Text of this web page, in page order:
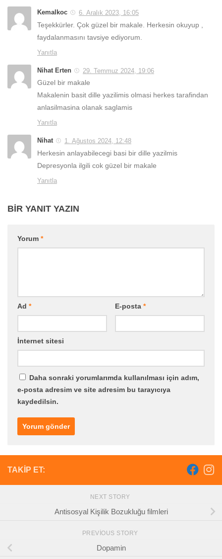
Kemalkoc 6. Aralık 2023, 16:05
Teşekkürler. Çok güzel bir makale. Herkesin okuyup ,
faydalanmasını tavsiye ediyorum.
Yanıtla
Nihat Erten 29. Temmuz 2024, 19:06
Güzel bir makale
Makalenin basit dille yazilimis olmasi herkes tarafindan
anlasilmasina olanak saglamis
Yanıtla
Nihat 1. Ağustos 2024, 12:48
Herkesin anlayabilecegi basi bir dille yazilmis
Depresyonla ilgili cok güzel bir makale
Yanıtla
BIR YANIT YAZIN
Yorum *
Ad * E-posta *
İnternet sitesi
Daha sonraki yorumlarımda kullanılması için adım,
e-posta adresim ve site adresim bu tarayıcıya
kaydedilsin.
TAKIP ET:
NEXT STORY
Antisosyal Kişilik Bozukluğu filmleri
PREVIOUS STORY
Dopamin